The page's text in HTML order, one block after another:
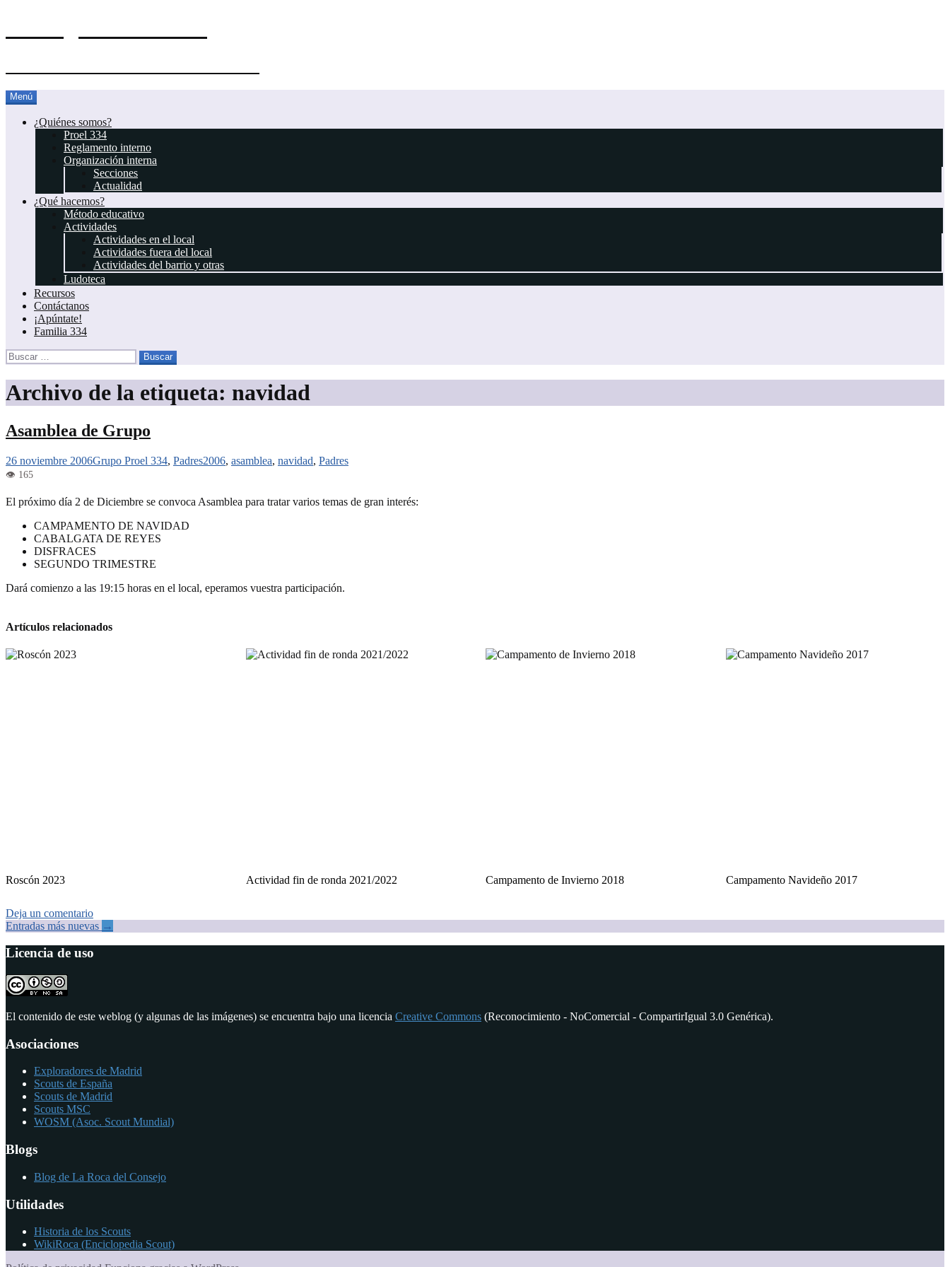
Menú
al
contenido
¿Quiénes somos?
Proel 334
Reglamento interno
Organización interna
Secciones
Actualidad
¿Qué hacemos?
Método educativo
Actividades
Actividades en el local
Actividades fuera del local
Actividades del barrio y otras
Ludoteca
Recursos
Contáctanos
¡Apúntate!
Familia 334
Buscar:
Archivo de la etiqueta: navidad
Asamblea de Grupo
26 noviembre 2006Grupo Proel 334, Padres2006, asamblea, navidad, Padres
El próximo día 2 de Diciembre se convoca Asamblea para tratar varios temas de gran interés:
CAMPAMENTO DE NAVIDAD
CABALGATA DE REYES
DISFRACES
SEGUNDO TRIMESTRE
Dará comienzo a las 19:15 horas en el local, eperamos vuestra participación.
Artículos relacionados
Roscón 2023 Actividad fin de ronda 2021/2022 Campamento de Invierno 2018 Campamento Navideño 2017
Deja un comentario
Ir
a
entradas
Entradas más nuevas →
Licencia de uso
El contenido de este weblog (y algunas de las imágenes) se encuentra bajo una licencia Creative Commons (Reconocimiento - NoComercial - CompartirIgual 3.0 Genérica).
Asociaciones
Exploradores de Madrid
Scouts de España
Scouts de Madrid
Scouts MSC
WOSM (Asoc. Scout Mundial)
Blogs
Blog de La Roca del Consejo
Utilidades
Historia de los Scouts
WikiRoca (Enciclopedia Scout)